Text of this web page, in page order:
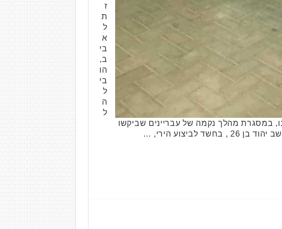
ז
ת
ל
א
בי
ב,
הו
בי
ל
ה
ל
במסגרת מהלך נקמה של עבריינים שביקשו
הירי, …